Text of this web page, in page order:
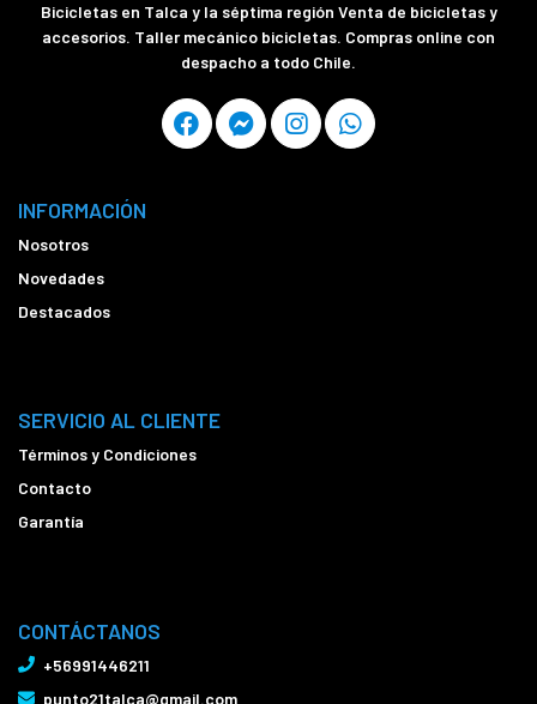
Bicicletas en Talca y la séptima región Venta de bicicletas y
accesorios. Taller mecánico bicicletas. Compras online con
despacho a todo Chile.
INFORMACIÓN
Nosotros
Novedades
Destacados
SERVICIO AL CLIENTE
Términos y Condiciones
Contacto
Garantía
CONTÁCTANOS
+56991446211
punto21talca@gmail.com